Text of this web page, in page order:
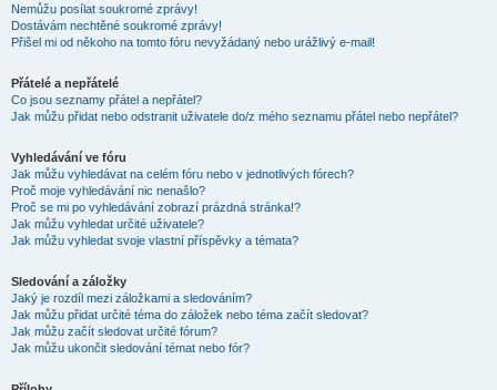
Nemůžu posílat soukromé zprávy!
Dostávám nechtěné soukromé zprávy!
Přišel mi od někoho na tomto fóru nevyžádaný nebo urážlivý e-mail!
Přátelé a nepřátelé
Co jsou seznamy přátel a nepřátel?
Jak můžu přidat nebo odstranit uživatele do/z mého seznamu přátel nebo nepřátel?
Vyhledávání ve fóru
Jak můžu vyhledávat na celém fóru nebo v jednotlivých fórech?
Proč moje vyhledávání nic nenašlo?
Proč se mi po vyhledávání zobrazí prázdná stránka!?
Jak můžu vyhledat určité uživatele?
Jak můžu vyhledat svoje vlastní příspěvky a témata?
Sledování a záložky
Jaký je rozdíl mezi záložkami a sledováním?
Jak můžu přidat určité téma do záložek nebo téma začít sledovat?
Jak můžu začít sledovat určité fórum?
Jak můžu ukončit sledování témat nebo fór?